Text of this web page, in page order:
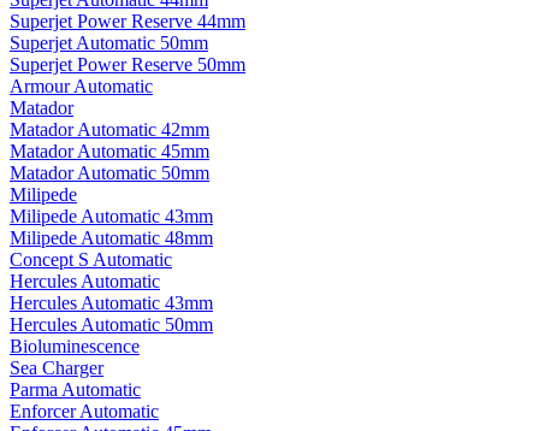
Superjet Power Reserve 44mm
Superjet Automatic 50mm
Superjet Power Reserve 50mm
Armour Automatic
Matador
Matador Automatic 42mm
Matador Automatic 45mm
Matador Automatic 50mm
Milipede
Milipede Automatic 43mm
Milipede Automatic 48mm
Concept S Automatic
Hercules Automatic
Hercules Automatic 43mm
Hercules Automatic 50mm
Bioluminescence
Sea Charger
Parma Automatic
Enforcer Automatic